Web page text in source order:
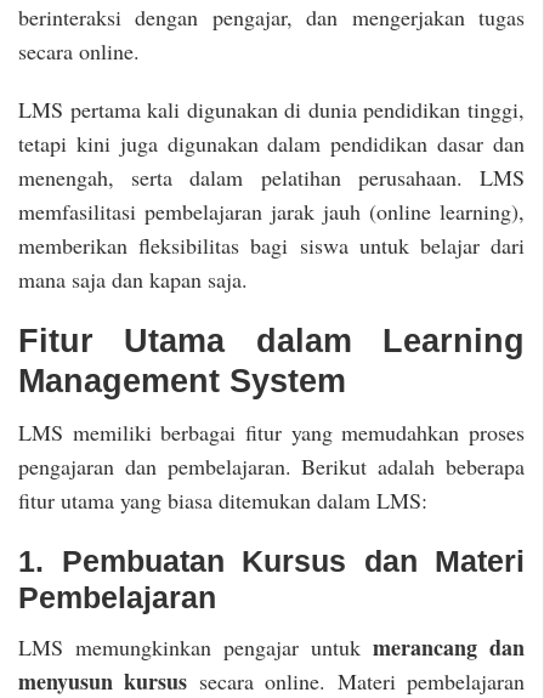
berinteraksi dengan pengajar, dan mengerjakan tugas
secara online.
LMS pertama kali digunakan di dunia pendidikan tinggi,
tetapi kini juga digunakan dalam pendidikan dasar dan
menengah, serta dalam pelatihan perusahaan. LMS
memfasilitasi pembelajaran jarak jauh (online learning),
memberikan fleksibilitas bagi siswa untuk belajar dari
mana saja dan kapan saja.
Fitur Utama dalam Learning
Management System
LMS memiliki berbagai fitur yang memudahkan proses
pengajaran dan pembelajaran. Berikut adalah beberapa
fitur utama yang biasa ditemukan dalam LMS:
1. Pembuatan Kursus dan Materi
Pembelajaran
LMS memungkinkan pengajar untuk merancang dan
menyusun kursus secara online. Materi pembelajaran